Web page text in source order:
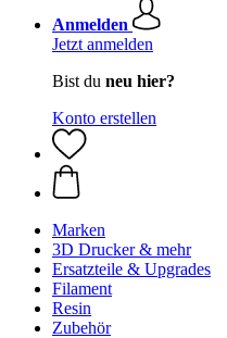
Anmelden
Jetzt anmelden
Bist du neu hier?
Konto erstellen
Marken
3D Drucker & mehr
Ersatzteile & Upgrades
Filament
Resin
Zubehör